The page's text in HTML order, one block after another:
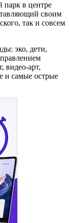
в центре
своим
так и совсем
эко, дети,
видео-арт,
и самые острые